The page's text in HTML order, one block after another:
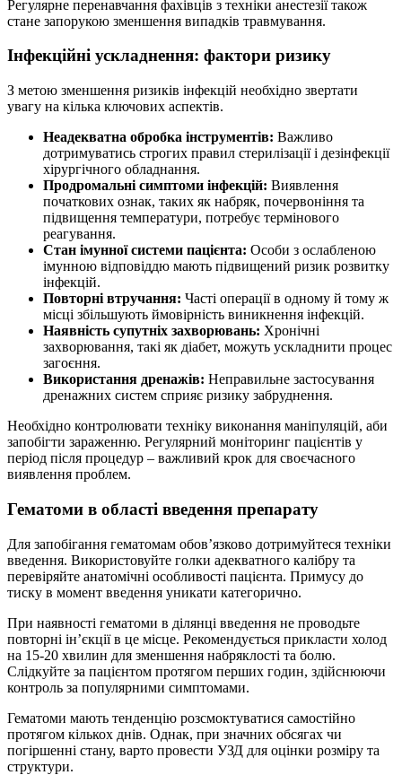
Регулярне перенавчання фахівців з техніки анестезії також
стане запорукою зменшення випадків травмування.
Інфекційні ускладнення: фактори ризику
З метою зменшення ризиків інфекцій необхідно звертати
увагу на кілька ключових аспектів.
Неадекватна обробка інструментів: Важливо
дотримуватись строгих правил стерилізації і дезінфекції
хірургічного обладнання.
Продромальні симптоми інфекцій: Виявлення
початкових ознак, таких як набряк, почервоніння та
підвищення температури, потребує термінового
реагування.
Стан імунної системи пацієнта: Особи з ослабленою
імунною відповіддю мають підвищений ризик розвитку
інфекцій.
Повторні втручання: Часті операції в одному й тому ж
місці збільшують ймовірність виникнення інфекцій.
Наявність супутніх захворювань: Хронічні
захворювання, такі як діабет, можуть ускладнити процес
загоєння.
Використання дренажів: Неправильне застосування
дренажних систем сприяє ризику забруднення.
Необхідно контролювати техніку виконання маніпуляцій, аби
запобігти зараженню. Регулярний моніторинг пацієнтів у
період після процедур – важливий крок для своєчасного
виявлення проблем.
Гематоми в області введення препарату
Для запобігання гематомам обов’язково дотримуйтеся техніки
введення. Використовуйте голки адекватного калібру та
перевіряйте анатомічні особливості пацієнта. Примусу до
тиску в момент введення уникати категорично.
При наявності гематоми в ділянці введення не проводьте
повторні ін’єкції в це місце. Рекомендується прикласти холод
на 15-20 хвилин для зменшення набряклості та болю.
Слідкуйте за пацієнтом протягом перших годин, здійснюючи
контроль за популярними симптомами.
Гематоми мають тенденцію розсмоктуватися самостійно
протягом кількох днів. Однак, при значних обсягах чи
погіршенні стану, варто провести УЗД для оцінки розміру та
структури.